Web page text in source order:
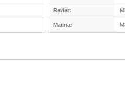
Revier:
Marina: